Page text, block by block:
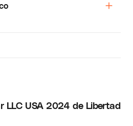
LLC USA 2024 de Libertad